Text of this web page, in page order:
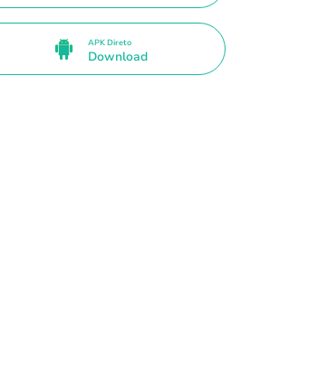
APK Direto
Download